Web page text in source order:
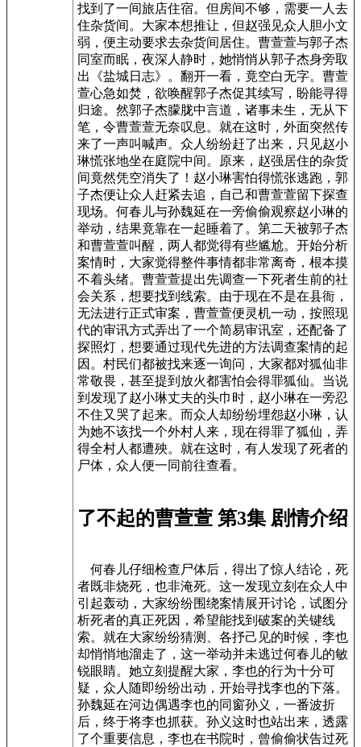
找到了一间旅店住宿。但房间不够，需要一人去
住杂货间。大家本想推让，但赵强见众人胆小文
弱，便主动要求去杂货间居住。曹萱萱与郭子杰
同室而眠，夜深人静时，她悄悄从郭子杰身旁取
出《盐城日志》。翻开一看，竟空白无字。曹萱
萱心急如焚，欲唤醒郭子杰促其续写，盼能寻得
归途。然郭子杰朦胧中言道，诸事未生，无从下
笔，令曹萱萱无奈叹息。就在这时，外面突然传
来了一声叫喊声。众人纷纷赶了出来，只见赵小
琳慌张地坐在庭院中间。原来，赵强居住的杂货
间竟然凭空消失了！赵小琳害怕得慌张逃跑，郭
子杰便让众人赶紧去追，自己和曹萱萱留下探查
现场。何春儿与孙魏延在一旁偷偷观察赵小琳的
举动，结果竟靠在一起睡着了。第二天被郭子杰
和曹萱萱叫醒，两人都觉得有些尴尬。开始分析
案情时，大家觉得整件事情都非常离奇，根本摸
不着头绪。曹萱萱提出先调查一下死者生前的社
会关系，想要找到线索。由于现在不是在县衙，
无法进行正式审案，曹萱萱便灵机一动，按照现
代的审讯方式弄出了一个简易审讯室，还配备了
探照灯，想要通过现代先进的方法调查案情的起
因。村民们都被找来逐一询问，大家都对狐仙非
常敬畏，甚至提到放火都害怕会得罪狐仙。当说
到发现了赵小琳丈夫的头巾时，赵小琳在一旁忍
不住又哭了起来。而众人却纷纷埋怨赵小琳，认
为她不该找一个外村人来，现在得罪了狐仙，弄
得全村人都遭殃。就在这时，有人发现了死者的
尸体，众人便一同前往查看。
了不起的曹萱萱 第3集 剧情介绍
何春儿仔细检查尸体后，得出了惊人结论，死
者既非烧死，也非淹死。这一发现立刻在众人中
引起轰动，大家纷纷围绕案情展开讨论，试图分
析死者的真正死因，希望能找到破案的关键线
索。就在大家纷纷猜测、各抒己见的时候，李也
却悄悄地溜走了，这一举动并未逃过何春儿的敏
锐眼睛。她立刻提醒大家，李也的行为十分可
疑，众人随即纷纷出动，开始寻找李也的下落。
孙魏延在河边偶遇李也的同窗孙义，一番波折
后，终于将李也抓获。孙义这时也站出来，透露
了个重要信息，李也在书院时，曾偷偷状告过死